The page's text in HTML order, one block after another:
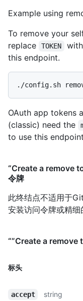
Example using
To remove your
replace
TOKEN
this endpoint.
OAuth app tokens
(classic) need the
to use this
“Create a remove
令牌
此终结点不适用于
安装访问令牌或精细
“”Create a
标头
accept
string